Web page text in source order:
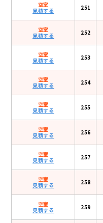
空室
見積する
251
空室
見積する
252
空室
見積する
253
空室
見積する
254
空室
見積する
255
空室
見積する
256
空室
見積する
257
空室
見積する
258
空室
見積する
259